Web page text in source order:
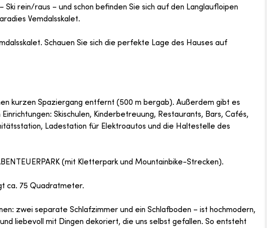
rein/raus – und schon befinden Sie sich auf den Langlaufloipen
Vemdalsskalet.
Schauen Sie sich die perfekte Lage des Hauses auf
kurzen Spaziergang entfernt (500 m bergab). Außerdem gibt es
Skischulen, Kinderbetreuung, Restaurants, Bars, Cafés,
Ladestation für Elektroautos und die Haltestelle des
(mit Kletterpark und Mountainbike-Strecken).
ca. 75 Quadratmeter.
zwei separate Schlafzimmer und ein Schlafboden – ist hochmodern,
liebevoll mit Dingen dekoriert, die uns selbst gefallen. So entsteht